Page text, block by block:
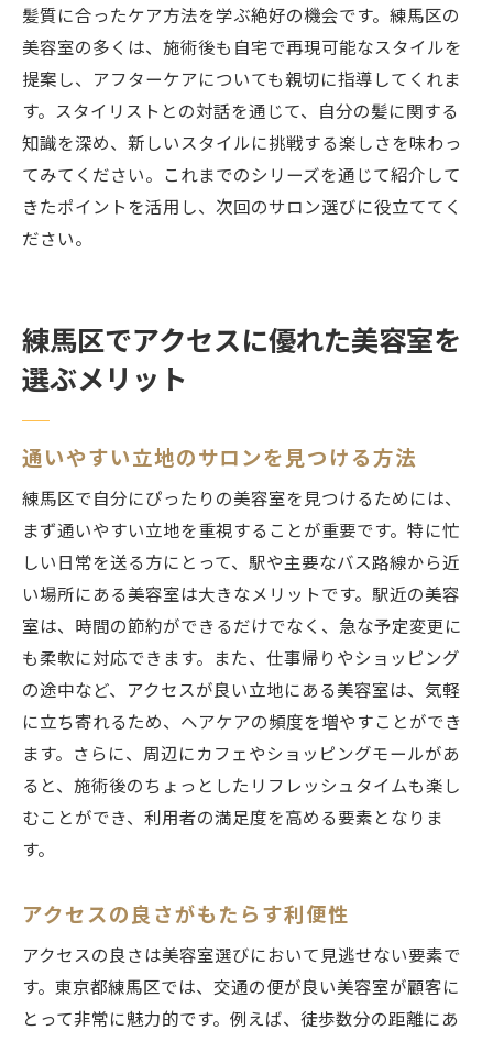
髪質に合ったケア方法を学ぶ絶好の機会です。練馬区の
美容室の多くは、施術後も自宅で再現可能なスタイルを
提案し、アフターケアについても親切に指導してくれま
す。スタイリストとの対話を通じて、自分の髪に関する
知識を深め、新しいスタイルに挑戦する楽しさを味わっ
てみてください。これまでのシリーズを通じて紹介して
きたポイントを活用し、次回のサロン選びに役立ててく
ださい。
練馬区でアクセスに優れた美容室を
選ぶメリット
通いやすい立地のサロンを見つける方法
練馬区で自分にぴったりの美容室を見つけるためには、
まず通いやすい立地を重視することが重要です。特に忙
しい日常を送る方にとって、駅や主要なバス路線から近
い場所にある美容室は大きなメリットです。駅近の美容
室は、時間の節約ができるだけでなく、急な予定変更に
も柔軟に対応できます。また、仕事帰りやショッピング
の途中など、アクセスが良い立地にある美容室は、気軽
に立ち寄れるため、ヘアケアの頻度を増やすことができ
ます。さらに、周辺にカフェやショッピングモールがあ
ると、施術後のちょっとしたリフレッシュタイムも楽し
むことができ、利用者の満足度を高める要素となりま
す。
アクセスの良さがもたらす利便性
アクセスの良さは美容室選びにおいて見逃せない要素で
す。東京都練馬区では、交通の便が良い美容室が顧客に
とって非常に魅力的です。例えば、徒歩数分の距離にあ